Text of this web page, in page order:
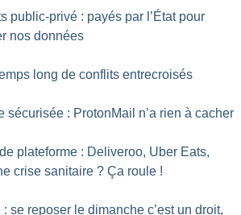
public-privé : payés par l’État pour
nos données
long de conflits entrecroisés
sécurisée : ProtonMail n’a rien à cacher
plateforme : Deliveroo, Uber Eats,
crise sanitaire ? Ça roule !
se reposer le dimanche c’est un droit,